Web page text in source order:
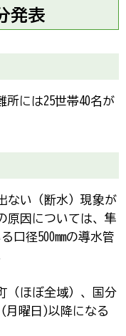
発表
所には25世帯40名が
ない（断水）現象が
原因については、隼
口径500mmの導水管
（ほぼ全域）、国分
月曜日)以降になる